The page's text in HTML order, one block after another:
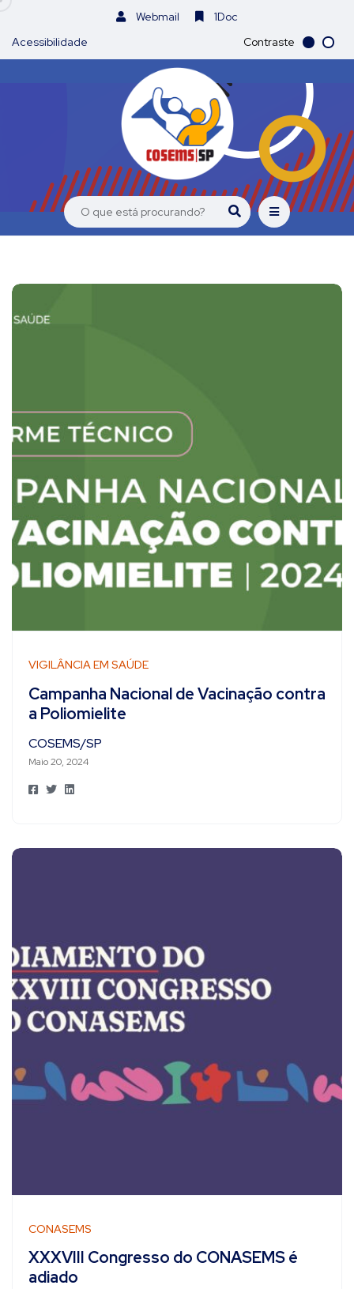
Webmail
1Doc
Acessibilidade
Contraste
VIGILÂNCIA EM SAÚDE
Campanha Nacional de Vacinação contra
a Poliomielite
COSEMS/SP
Maio 20, 2024
CONASEMS
XXXVIII Congresso do CONASEMS é
adiado